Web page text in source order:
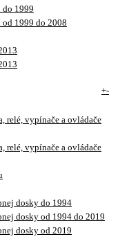
do 1999
1999 do 2008
+-
relé, vypínače a ovládače
relé, vypínače a ovládače
dosky do 1994
dosky od 1994 do 2019
dosky od 2019